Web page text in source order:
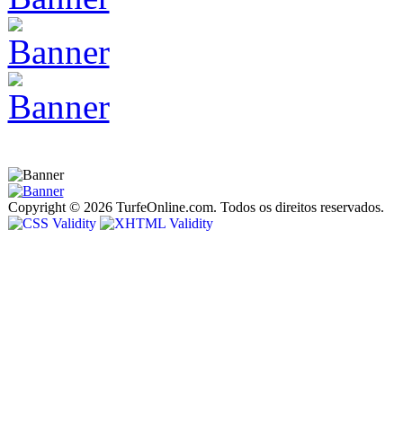
Copyright © 2026 TurfeOnline.com. Todos os direitos reservados.